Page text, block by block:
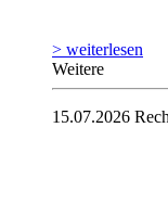
> weiterlesen
Weitere
15.07.2026